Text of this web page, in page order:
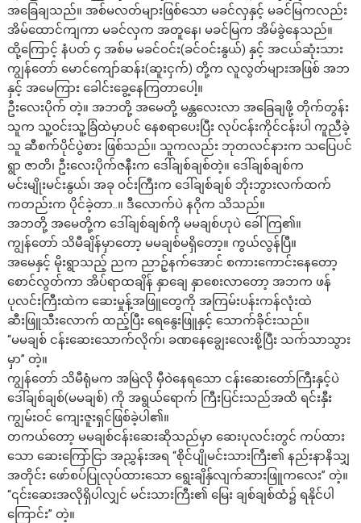
အခြေချသည်။ အစ်မလတ်များဖြစ်သော မခင်လှနှင့် မခင်မြကလည်း
အိမ်ထောင်ကျကာ မခင်လှက အတူနေ၊ မခင်မြက အိမ်ခွဲနေသည်။
ထို့ကြောင့် နံပတ် ၄ အစ်မ မခင်ဝင်း(ခင်ဝင်းနွယ်) နှင့် အငယ်ဆုံးသား
ကျွန်တော် မောင်ကျော်ဆန်း(ဆူးငှက်) တို့က လူလွတ်များအဖြစ် အဘ
နှင့် အမေကြား ခေါင်းခွေ့နေကြတာပေါ့။
ဦးလေးပိုက် တဲ့။ အဘတို့ အမေတို့ မန္တလေးလာ အခြေချဖို့ တိုက်တွန်း
သူက သူ့ဝင်းသူ့ခြံထဲမှာပင် နေစရာပေးပြီး လုပ်ငန်းကိုင်ငန်းပါ ကူညီခဲ့
သူ ဆီစက်ပိုင်ပွဲစား ဖြစ်သည်။ သူကလည်း ဘုတလင်နားက သပြေပင်
ရွာ ဇာတိ၊ ဦးလေးပိုက်ဇနီးက ဒေါ်ချစ်ချစ်တဲ့။ ဒေါ်ချစ်ချစ်က
မင်းမျိုးမင်းနွယ်၊ အခု ဝင်းကြီးက ဒေါ်ချစ်ချစ် ဘိုးဘွားလက်ထက်
ကတည်းက ပိုင်ခဲ့တာ..။ ဒီလောက်ပဲ နဂိုက သိသည်။
အဘတို့ အမေတို့က ဒေါ်ချစ်ချစ်ကို မမချစ်ဟုပဲ ခေါ်ကြ၏။
ကျွန်တော် သိမီချိန်မှာတော့ မမချစ်မရှိတော့။ ကွယ်လွန်ပြီ။
အမေနှင့် မိုးရွာသည့် ညက ညာဉ့်နက်အောင် စကားကောင်းနေတော့
စောင်လွတ်ကာ အိပ်ရာထချိန် နှာချေ နှာစေးလာတော့ အဘက ဖန်
ပုလင်းကြီးထဲက ဆေးမှုန့်အဖြူတွေကို အကြမ်းပန်းကန်လုံးထဲ
ဆီးဖြူသီးလောက် ထည့်ပြီး ရေနွေးဖြူနှင့် သောက်ခိုင်းသည်။
“မမချစ် ငန်းဆေးသောက်လိုက်၊ ခဏနေချွေးလေးစို့ပြီး သက်သာသွား
မှာ” တဲ့။
ကျွန်တော် သိမီရုံမက အမြဲလို မှီဝဲနေရသော ငန်းဆေးတော်ကြီးနှင့်ပဲ
ဒေါ်ချစ်ချစ်(မမချစ်) ကို အရွယ်ရောက် ကြီးပြင်းသည်အထိ ရင်းနှီး
ကျွမ်းဝင် ကျေးဇူးရှင်ဖြစ်ခဲ့ပါ၏။
တကယ်တော့ မမချစ်ငန်းဆေးဆိုသည်မှာ ဆေးပုလင်းတွင် ကပ်ထား
သော ဆေးကြော်ငြာ အညွှန်းအရ “စိုင်ပျိုမင်းသားကြီး၏ နည်းနာနိသျှ
အတိုင်း ဖော်စပ်ပြုလုပ်ထားသော ရွေးချိန်ှလျက်ဆားဖြူကလေး” တဲ့။
“၎င်းဆေးအလိုရှိပါလျှင် မင်းသားကြီး၏ မြေး ချစ်ချစ်ထံ၌ ရနိုင်ပါ
ကြောင်း” တဲ့။